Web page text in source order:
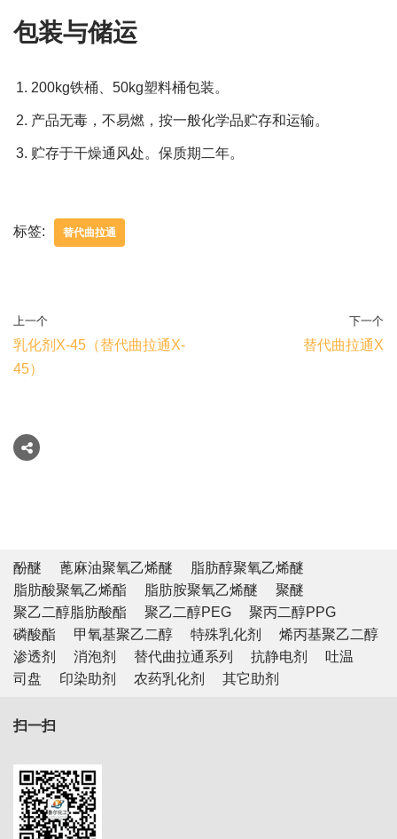
包装与储运
200kg铁桶、50kg塑料桶包装。
产品无毒，不易燃，按一般化学品贮存和运输。
贮存于干燥通风处。保质期二年。
标签: 替代曲拉通
上一个
乳化剂X-45（替代曲拉通X-
45）
下一个
替代曲拉通X
酚醚 蓖麻油聚氧乙烯醚
脂肪醇聚氧乙烯醚
脂肪酸聚氧乙烯酯
脂肪胺聚氧乙烯醚
聚醚
聚乙二醇脂肪酸酯
聚乙二醇PEG
聚丙二醇PPG
磷酸酯
甲氧基聚乙二醇 特殊乳化剂
烯丙基聚乙二醇
渗透剂
消泡剂 替代曲拉通系列 抗静电剂
吐温
司盘
印染助剂 农药乳化剂 其它助剂
扫一扫